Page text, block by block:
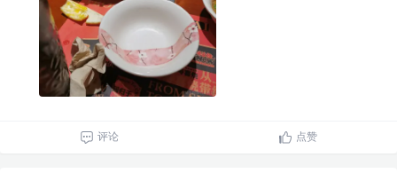
评论 点赞